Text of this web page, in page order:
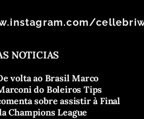
NOTICIAS
volta ao Brasil Marco
do Boleiros Tips
sobre assistir à Final
Champions League